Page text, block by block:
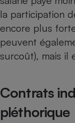
la participation
encore plus
peuvent
surcoût), mais il
Contrats
pléthorique